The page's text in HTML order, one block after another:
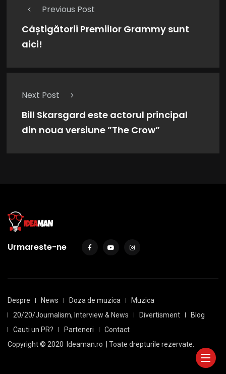
Previous Post
Câștigătorii Premiilor Grammy sunt
aici!
Next Post
Bill Skarsgard este actorul principal
din noua versiune ”The Crow”
Urmareste-ne
Despre News Doza de muzica
Muzica
20/20/Journalism, Interview & News
Divertisment
Blog
Cauti un PR?
Parteneri
Contact
Copyright © 2020 Ideaman.ro | Toate drepturile rezervate.